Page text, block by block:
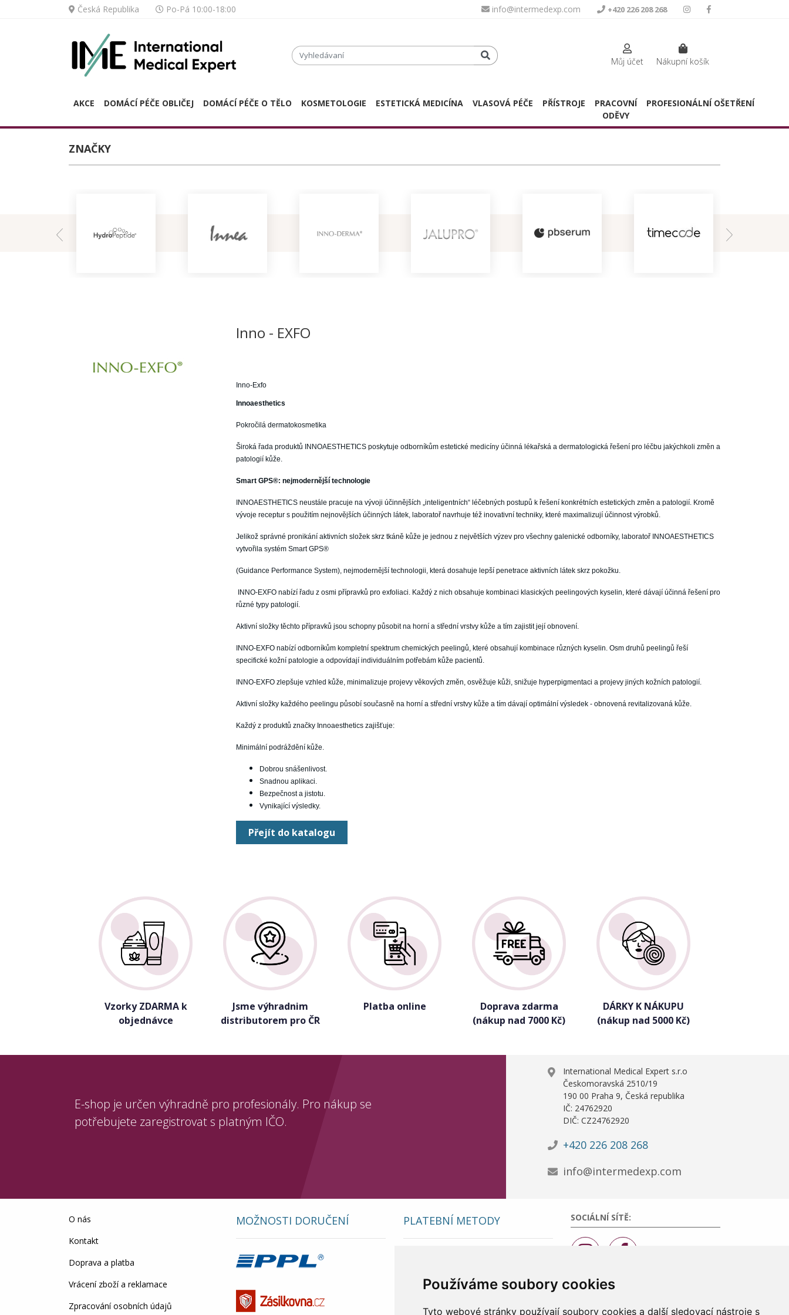
Používáme soubory cookies
Tyto webové stránky používají soubory cookies a další sledovací nástroje s
Česká Republika Po-Pá 10:00-18:00 info@intermedexp.com +420 226 208 268
Můj účet Nákupní košík
AKCE DOMÁCÍ PÉČE OBLIČEJ DOMÁCÍ PÉČE O TĚLO KOSMETOLOGIE ESTETICKÁ MEDICÍNA VLASOVÁ PÉČE PŘÍSTROJE
PRACOVNÍ
ODĚVY
PROFESIONÁLNÍ OŠETŘENÍ
ZNAČKY
Inno - EXFO
Inno-Exfo
Innoaesthetics
Pokročilá dermatokosmetika
Široká řada produktů INNOAESTHETICS poskytuje odborníkům estetické medicíny účinná lékařská a dermatologická řešení pro léčbu jakýchkoli změn a
patologií kůže.
Smart GPS®: nejmodernější technologie
INNOAESTHETICS neustále pracuje na vývoji účinnějších „inteligentních“ léčebných postupů k řešení konkrétních estetických změn a patologií. Kromě
vývoje receptur s použitím nejnovějších účinných látek, laboratoř navrhuje též inovativní techniky, které maximalizují účinnost výrobků.
Jelikož správné pronikání aktivních složek skrz tkáně kůže je jednou z největších výzev pro všechny galenické odborníky, laboratoř INNOAESTHETICS
vytvořila systém Smart GPS®
(Guidance Performance System), nejmodernější technologii, která dosahuje lepší penetrace aktivních látek skrz pokožku.
INNO-EXFO nabízí řadu z osmi přípravků pro exfoliaci. Každý z nich obsahuje kombinaci klasických peelingových kyselin, které dávají účinná řešení pro
různé typy patologií.
Aktivní složky těchto přípravků jsou schopny působit na horní a střední vrstvy kůže a tím zajistit její obnovení.
INNO-EXFO nabízí odborníkům kompletní spektrum chemických peelingů, které obsahují kombinace různých kyselin. Osm druhů peelingů řeší
specifické kožní patologie a odpovídají individuálním potřebám kůže pacientů.
INNO-EXFO zlepšuje vzhled kůže, minimalizuje projevy věkových změn, osvěžuje kůži, snižuje hyperpigmentaci a projevy jiných kožních patologií.
Aktivní složky každého peelingu působí současně na horní a střední vrstvy kůže a tím dávají optimální výsledek - obnovená revitalizovaná kůže.
Každý z produktů značky Innoaesthetics zajišťuje:
Minimální podráždění kůže.
Dobrou snášenlivost.
Snadnou aplikaci.
Bezpečnost a jistotu.
Vynikající výsledky.
Přejít do katalogu
Vzorky ZDARMA k
objednávce
Jsme výhradnim
distributorem pro ČR
Platba online
Doprava zdarma
(nákup nad 7000 Kč)
DÁRKY K NÁKUPU
(nákup nad 5000 Kč)
E-shop je určen výhradně pro profesionály. Pro nákup se
potřebujete zaregistrovat s platným IČO.
International Medical Expert s.r.o
Českomoravská 2510/19
190 00 Praha 9, Česká republika
IČ: 24762920
DIČ: CZ24762920
+420 226 208 268
info@intermedexp.com
O nás
Kontakt
Doprava a platba
Vrácení zboží a reklamace
Zpracování osobních údajů
MOŽNOSTI DORUČENÍ PLATEBNÍ METODY SOCIÁLNÍ SÍTĚ: